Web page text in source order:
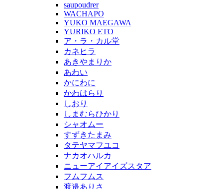
saupoudrer
WACHAPO
YUKO MAEGAWA
YURIKO ETO
ア・ラ・カル堂
カネヒラ
あきやまりか
あわい
かにわに
かわはらり
しおり
しまむらひかり
シャオムー
すずきたまみ
タテヤマフユコ
ナカオハルカ
ニューアイアイズスタア
フムフムス
渡邉ありさ